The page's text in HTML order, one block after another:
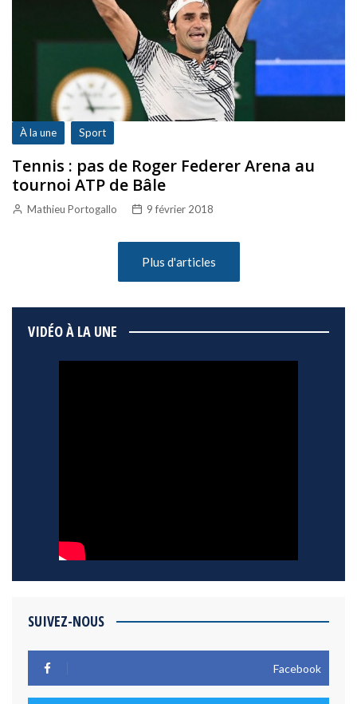
À la une Sport
Tennis : pas de Roger Federer Arena au
tournoi ATP de Bâle
Mathieu Portogallo 9 février 2018
Plus d'articles
VIDÉO À LA UNE
SUIVEZ-NOUS
Facebook